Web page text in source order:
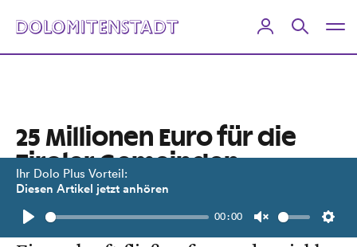
Ihr Dolo Plus Vorteil:
Diesen Artikel jetzt anhören
Play
00:00
Unmute
25 Millionen Euro für die
Tiroler Gemeinden
Hilfspaket des Landes soll
Kommunen entlasten. Je nach